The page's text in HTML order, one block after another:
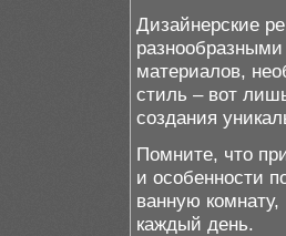
Дизайнерские
материалов,
стиль – вот
создания
Помните, что
и особенности
ванную комнату,
каждый день.